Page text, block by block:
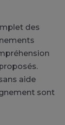
des
aide
sont